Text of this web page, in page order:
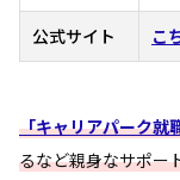
公式サイト こ
「キャリアパーク就
るなど親身なサポー